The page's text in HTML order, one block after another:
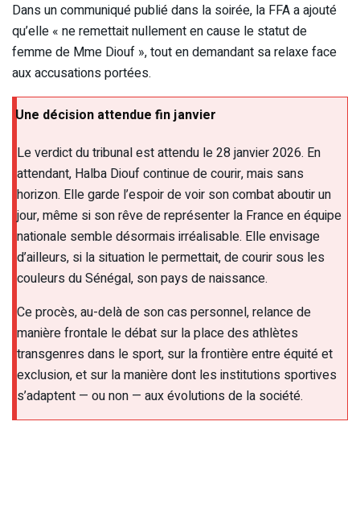
Dans un communiqué publié dans la soirée, la FFA a ajouté
qu’elle « ne remettait nullement en cause le statut de
femme de Mme Diouf », tout en demandant sa relaxe face
aux accusations portées.
Une décision attendue fin janvier
Le verdict du tribunal est attendu le 28 janvier 2026. En
attendant, Halba Diouf continue de courir, mais sans
horizon. Elle garde l’espoir de voir son combat aboutir un
jour, même si son rêve de représenter la France en équipe
nationale semble désormais irréalisable. Elle envisage
d’ailleurs, si la situation le permettait, de courir sous les
couleurs du Sénégal, son pays de naissance.
Ce procès, au-delà de son cas personnel, relance de
manière frontale le débat sur la place des athlètes
transgenres dans le sport, sur la frontière entre équité et
exclusion, et sur la manière dont les institutions sportives
s’adaptent — ou non — aux évolutions de la société.